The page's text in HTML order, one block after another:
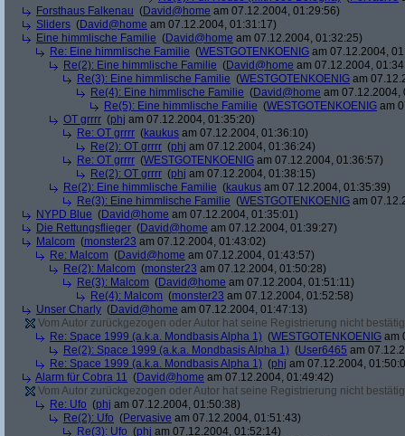
Forsthaus Falkenau (David@home am 07.12.2004, 01:29:56)
Sliders (David@home am 07.12.2004, 01:31:17)
Eine himmlische Familie (David@home am 07.12.2004, 01:32:25)
Re: Eine himmlische Familie (WESTGOTENKOENIG am 07.12.2004,
Re(2): Eine himmlische Familie (David@home am 07.12.2004,
Re(3): Eine himmlische Familie (WESTGOTENKOENIG am
Re(4): Eine himmlische Familie (David@home am 07.12.2004,
Re(5): Eine himmlische Familie (WESTGOTENKOENIG am
OT grrrr (phj am 07.12.2004, 01:35:20)
Re: OT grrrr (kaukus am 07.12.2004, 01:36:10)
Re(2): OT grrrr (phj am 07.12.2004, 01:36:24)
Re: OT grrrr (WESTGOTENKOENIG am 07.12.2004, 01:36:57)
Re(2): OT grrrr (phj am 07.12.2004, 01:38:15)
Re(2): Eine himmlische Familie (kaukus am 07.12.2004, 01:35:39)
Re(3): Eine himmlische Familie (WESTGOTENKOENIG am
NYPD Blue (David@home am 07.12.2004, 01:35:01)
Die Rettungsflieger (David@home am 07.12.2004, 01:39:27)
Malcom (monster23 am 07.12.2004, 01:43:02)
Re: Malcom (David@home am 07.12.2004, 01:43:57)
Re(2): Malcom (monster23 am 07.12.2004, 01:50:28)
Re(3): Malcom (David@home am 07.12.2004, 01:51:11)
Re(4): Malcom (monster23 am 07.12.2004, 01:52:58)
Unser Charly (David@home am 07.12.2004, 01:47:13)
Vom Autor zurückgezogen oder Autor hat seine Registrierung nicht
Re: Space 1999 (a.k.a. Mondbasis Alpha 1) (WESTGOTENKOENIG am
Re(2): Space 1999 (a.k.a. Mondbasis Alpha 1) (User6465 am
Re: Space 1999 (a.k.a. Mondbasis Alpha 1) (phj am 07.12.2004,
Alarm für Cobra 11 (David@home am 07.12.2004, 01:49:42)
Vom Autor zurückgezogen oder Autor hat seine Registrierung nicht
Re: Ufo (phj am 07.12.2004, 01:50:38)
Re(2): Ufo (Pervasive am 07.12.2004, 01:51:43)
Re(3): Ufo (phj am 07.12.2004, 01:52:14)